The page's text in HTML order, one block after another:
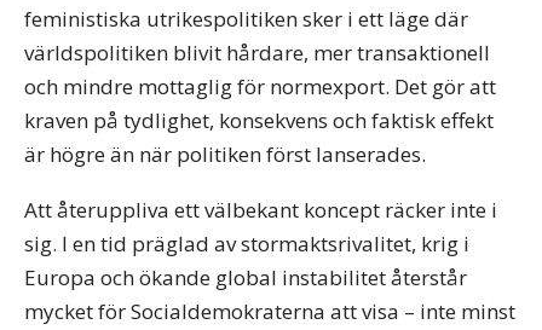
feministiska utrikespolitiken sker i ett läge där
världspolitiken blivit hårdare, mer transaktionell
och mindre mottaglig för normexport. Det gör att
kraven på tydlighet, konsekvens och faktisk effekt
är högre än när politiken först lanserades.
Att återuppliva ett välbekant koncept räcker inte i
sig. I en tid präglad av stormaktsrivalitet, krig i
Europa och ökande global instabilitet återstår
mycket för Socialdemokraterna att visa – inte minst